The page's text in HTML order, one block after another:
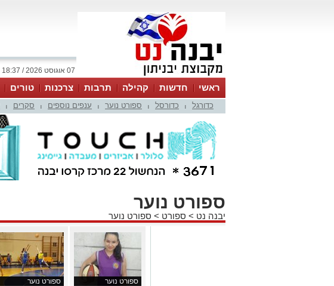
07 אוגוסט 2026 / 18:37
ראשי חדשות קהילה תרבות צרכנות טורים
כדורגל כדורסל ספורט נוער ענפים נוספים סקרים
ספורט נוער
יבנה נט > ספורט > ספורט נוער
ספורט נוער ספורט נוער